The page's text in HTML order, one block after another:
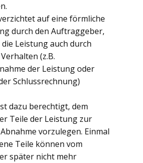
auf eine förmliche
durch den Auftraggeber,
Leistung auch durch
(z.B.
der Leistung oder
Schlussrechnung)
dazu berechtigt, dem
Teile der Leistung zur
vorzulegen. Einmal
Teile können vom
später nicht mehr